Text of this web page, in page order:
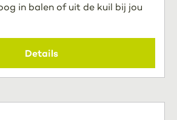
in balen of uit de kuil bij jou
Details